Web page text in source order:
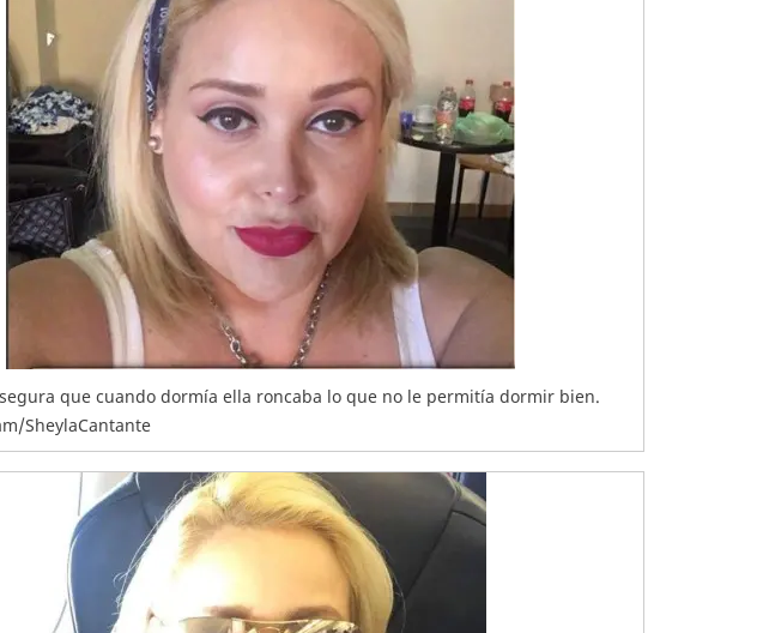
que cuando dormía ella roncaba lo que no le permitía dormir bien.
SheylaCantante